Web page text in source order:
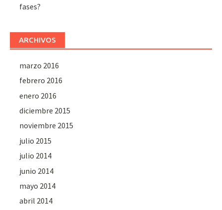
fases?
ARCHIVOS
marzo 2016
febrero 2016
enero 2016
diciembre 2015
noviembre 2015
julio 2015
julio 2014
junio 2014
mayo 2014
abril 2014